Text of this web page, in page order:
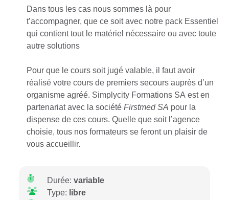
Dans tous les cas nous sommes là pour
t’accompagner, que ce soit avec notre pack Essentiel
qui contient tout le matériel nécessaire ou avec toute
autre solutions
Pour que le cours soit jugé valable, il faut avoir
réalisé votre cours de premiers secours auprès d’un
organisme agréé. Simplycity Formations SA est en
partenariat avec la sociétéFirstmed SA pour la
dispense de ces cours. Quelle que soit l’agence
choisie, tous nos formateurs se feront un plaisir de
vous accueillir.
Durée: variable
Type: libre